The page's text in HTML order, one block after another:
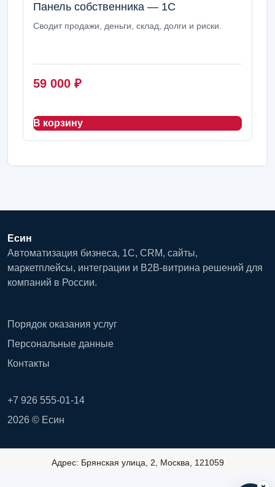
Панель собственника — 1С
Сводит продажи, деньги, склад, долги и риски.
59 000 ₽
В корзину
Есин
Автоматизация бизнеса, 1С, CRM, сайты,
маркетплейсы, интеграции и B2B-витрина решений для
компаний в России.
Порядок оказания услуг
Персональные данные
Контакты
+7 926 555-01-14
2026 © Есин
Адрес: Брянская улица, 2, Москва, 121059